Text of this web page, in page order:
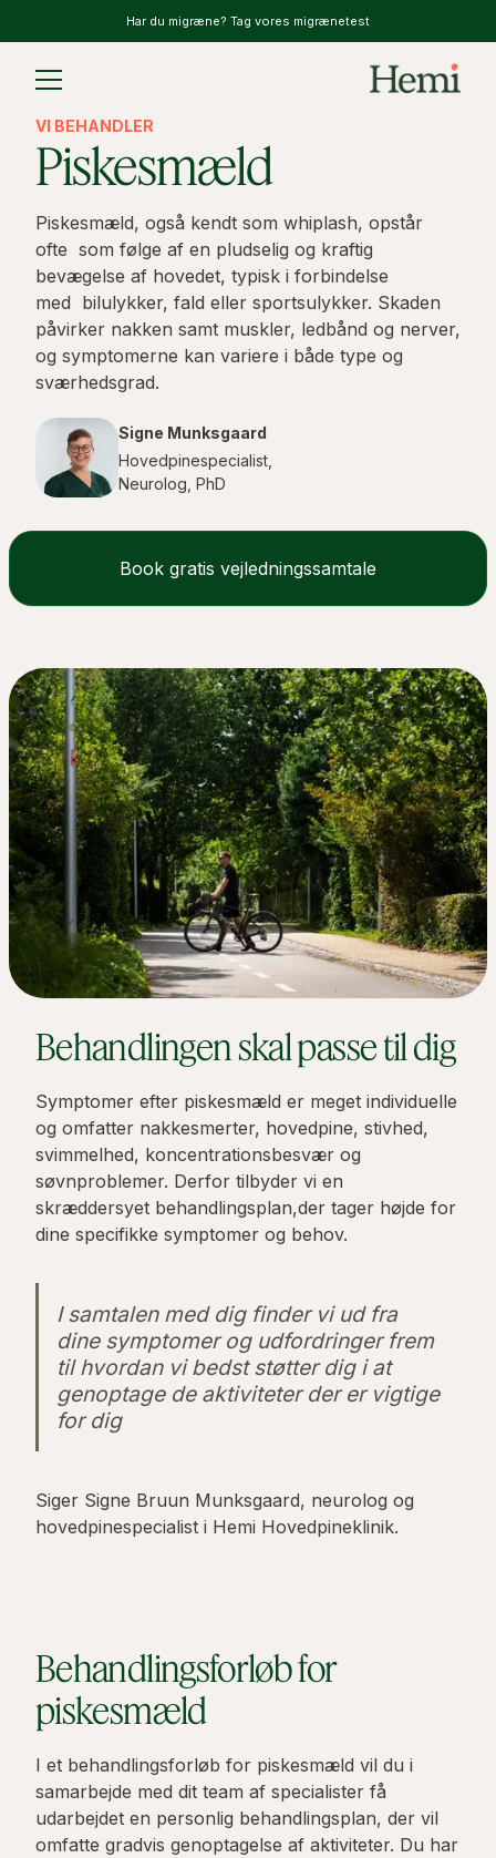
Har du migræne? Tag vores migrænetest
Slide 2 of 2.
VI BEHANDLER
Piskesmæld
Piskesmæld, også kendt som whiplash, opstår
ofte som følge af en pludselig og kraftig
bevægelse af hovedet, typisk i forbindelse
med bilulykker, fald eller sportsulykker. Skaden
påvirker nakken samt muskler, ledbånd og nerver,
og symptomerne kan variere i både type og
sværhedsgrad.
Signe Munksgaard
Hovedpinespecialist,
Neurolog, PhD
Book gratis vejledningssamtale
Behandlingen skal passe til dig
Symptomer efter piskesmæld er meget individuelle
og omfatter nakkesmerter, hovedpine, stivhed,
svimmelhed, koncentrationsbesvær og
søvnproblemer. Derfor tilbyder vi en
skræddersyet behandlingsplan,der tager højde for
dine specifikke symptomer og behov.
I samtalen med dig finder vi ud fra
dine symptomer og udfordringer frem
til hvordan vi bedst støtter dig i at
genoptage de aktiviteter der er vigtige
for dig
Siger Signe Bruun Munksgaard, neurolog og
hovedpinespecialist i Hemi Hovedpineklinik.
Behandlingsforløb for
piskesmæld
I et behandlingsforløb for piskesmæld vil du i
samarbejde med dit team af specialister få
udarbejdet en personlig behandlingsplan, der vil
omfatte gradvis genoptagelse af aktiviteter. Du har